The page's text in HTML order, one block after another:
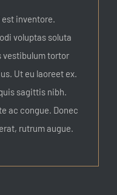
inventore.
voluptas soluta
vestibulum tortor
Ut eu laoreet ex.
sagittis nibh.
ac congue. Donec
rutrum augue.